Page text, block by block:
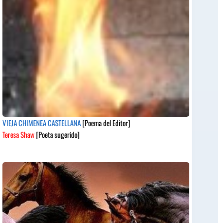
VIEJA CHIMENEA CASTELLANA[Poema del Editor]
Teresa Shaw[Poeta sugerido]